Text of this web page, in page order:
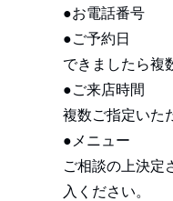
●お電話番号
●ご予約日
できましたら複
●ご来店時間
複数ご指定いた
●メニュー
ご相談の上決定
入ください。